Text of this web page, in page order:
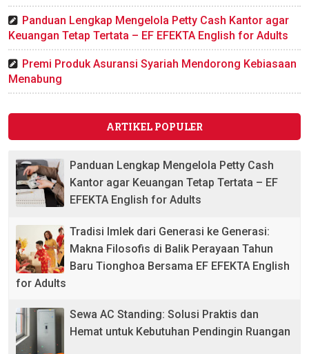
Panduan Lengkap Mengelola Petty Cash Kantor agar
Keuangan Tetap Tertata – EF EFEKTA English for Adults
Premi Produk Asuransi Syariah Mendorong Kebiasaan
Menabung
ARTIKEL POPULER
Panduan Lengkap Mengelola Petty Cash
Kantor agar Keuangan Tetap Tertata – EF
EFEKTA English for Adults
Tradisi Imlek dari Generasi ke Generasi:
Makna Filosofis di Balik Perayaan Tahun
Baru Tionghoa Bersama EF EFEKTA English
for Adults
Sewa AC Standing: Solusi Praktis dan
Hemat untuk Kebutuhan Pendingin Ruangan